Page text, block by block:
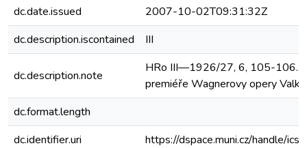
dc.date.issued
2007-10-02T09:31:32Z
dc.description.iscontained
III
dc.description.note
HRo III—1926/27, 6, 105-106.
premiéře Wagnerovy opery
dc.format.length
dc.identifier.uri
https://dspace.muni.cz/handle/